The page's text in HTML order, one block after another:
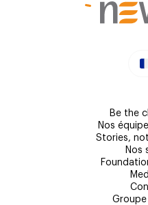
Be the
Nos
Stories,
Nos